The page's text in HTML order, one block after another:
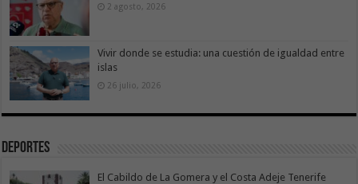
2 agosto, 2026
Vivir donde se estudia: una cuestión de igualdad entre
islas
26 julio, 2026
Deportes
El Cabildo de La Gomera y el Costa Adeje Tenerife